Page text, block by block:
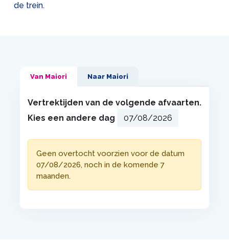
de trein.
Van Maiori Naar Maiori
Vertrektijden van de volgende afvaarten.
Kies een andere dag
Geen overtocht voorzien voor de datum
07/08/2026, noch in de komende 7
maanden.